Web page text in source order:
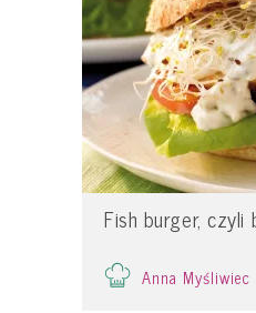
Fish burger, czyli
Anna Myśliwiec